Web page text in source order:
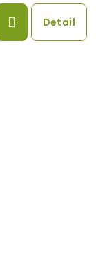
Detail